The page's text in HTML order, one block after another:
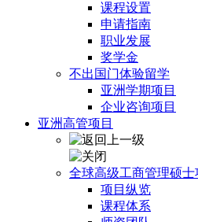
课程设置
申请指南
职业发展
奖学金
不出国门体验留学
亚洲学期项目
企业咨询项目
亚洲高管项目
全球高级工商管理硕士
项目纵览
课程体系